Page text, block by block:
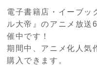
電子書籍店・イーブッ
ル大帝』のアニメ放送
催中です！
期間中、アニメ化人気
購入できます。